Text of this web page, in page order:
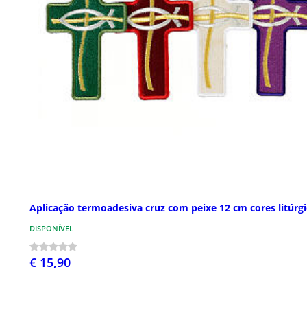
Aplicação termoadesiva cruz com peixe 12 cm cores
DISPONÍVEL
€ 15,90